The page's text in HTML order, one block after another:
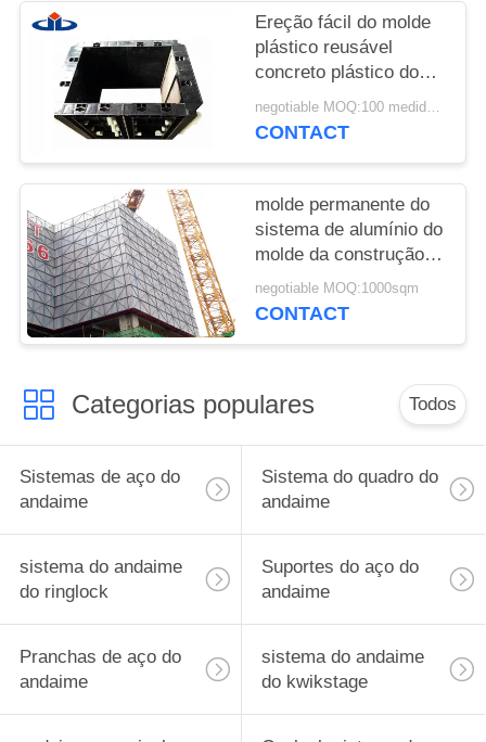
Ereção fácil do molde
plástico reusável
concreto plástico do
sistema do molde
negotiable MOQ:100 medidores quadrados
CONTACT
molde permanente do
sistema de alumínio do
molde da construção
6061-T6 para muros de
cimento
negotiable MOQ:1000sqm
CONTACT
Categorias populares Todos
Sistemas de aço do
andaime
Sistema do quadro do
andaime
sistema do andaime
do ringlock
Suportes do aço do
andaime
Pranchas de aço do
andaime
sistema do andaime
do kwikstage